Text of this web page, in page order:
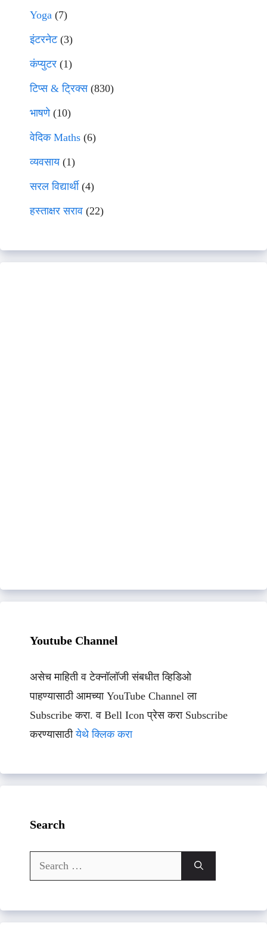
Yoga (7)
इंटरनेट(3)
कंप्युटर (1)
टिप्स & ट्रिक्स(830)
भाषणे(10)
वेदिक Maths (6)
व्यवसाय(1)
सरल विद्यार्थी(4)
हस्ताक्षर सराव (22)
Youtube Channel
असेच माहिती व टेक्नॉलॉजी संबधीत व्हिडिओ
पाहण्यासाठी आमच्या YouTube Channel ला
Subscribe करा. व Bell Icon प्रेस करा Subscribe
करण्यासाठीयेथे क्लिक करा
Search
Search
for: